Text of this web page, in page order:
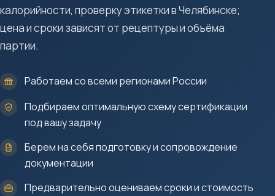
калорийности, проверку этикетки в Челябинске;
цена и сроки зависят от рецептуры и объёма
партии.
Работаем со всеми регионами России
Подбираем оптимальную схему сертификации
под вашу задачу
Берем на себя подготовку и сопровождение
документации
Предварительно оцениваем сроки и стоимость